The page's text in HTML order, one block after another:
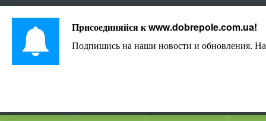
Присоединяйся кwww.dobrepole.com.ua!
Подпишись на наши новости и обновления.